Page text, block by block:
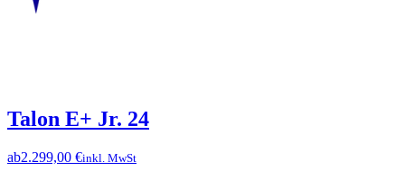
Talon E+ Jr. 24
ab2.299,00 €inkl. MwSt